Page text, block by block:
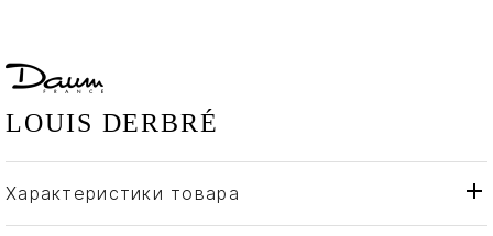
LOUIS DERBRÉ
Характеристики товара
Бренд
Daum